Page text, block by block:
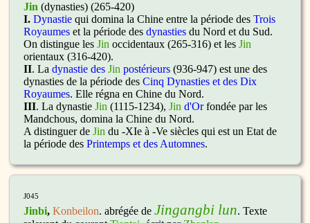
Jin (dynasties) (265-420)
I. Dynastie qui domina la Chine entre la période desTrois
Royaumes et la période desdynasties du Nord et du Sud.
On distingue lesJin occidentaux (265-316) et lesJin
orientaux (316-420).
II. Ladynastie desJin postérieurs (936-947) est une des
dynasties de la période desCinq Dynasties et des Dix
Royaumes. Elle régna en Chine du Nord.
III. La dynastieJin (1115-1234),Jin d'Orfondée par les
Mandchous, domina la Chine du Nord.
A distinguer deJin du -XIe à -Ve siècles qui est un Etat de
la période desPrintemps et des Automnes.
J045
Jinbi,Konbeilon. abrégée deJingangbi lun. Texte